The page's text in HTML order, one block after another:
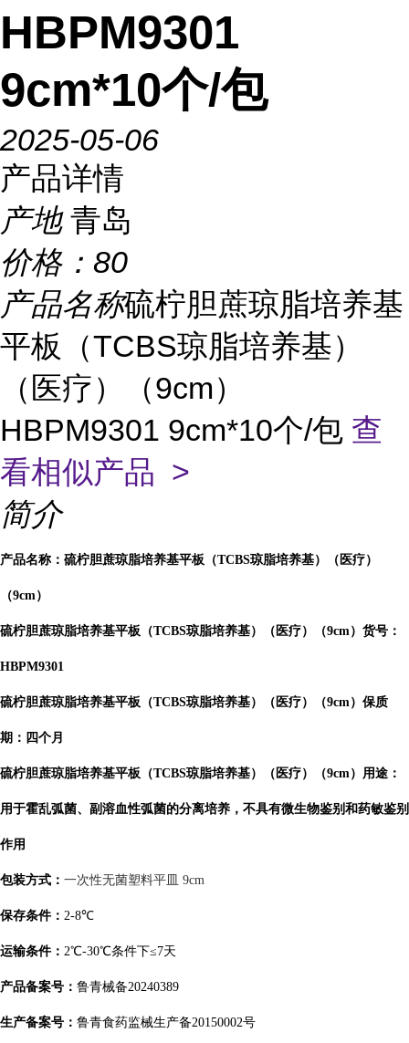
HBPM9301
9cm*10个/包
2025-05-06
产品详情
产地 青岛
价格： 80
产品名称硫柠胆蔗琼脂培养基
平板（TCBS琼脂培养基）
（医疗）（9cm）
HBPM9301 9cm*10个/包 查
看相似产品 >
简介
产品名称：硫柠胆蔗琼脂培养基平板（TCBS琼脂培养基）（医疗）
（9cm）
硫柠胆蔗琼脂培养基平板（TCBS琼脂培养基）（医疗）（9cm）货号：
HBPM9301
硫柠胆蔗琼脂培养基平板（TCBS琼脂培养基）（医疗）（9cm）保质
期：四个月
硫柠胆蔗琼脂培养基平板（TCBS琼脂培养基）（医疗）（9cm）用途：
用于霍乱弧菌、副溶血性弧菌的分离培养，不具有微生物鉴别和药敏鉴别
作用
包装方式： 一次性无菌塑料平皿 9cm
保存条件： 2-8℃
运输条件： 2℃-30℃条件下≤7天
产品备案号： 鲁青械备20240389
生产备案号： 鲁青食药监械生产备20150002号